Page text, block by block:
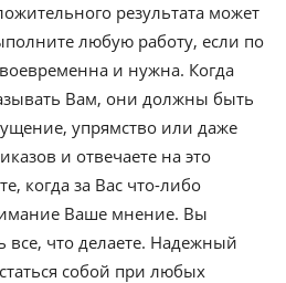
результата может
любую работу, если по
и нужна. Когда
Вам, они должны быть
упрямство или даже
и отвечаете на это
когда за Вас что-либо
Ваше мнение. Вы
все, что делаете. Надежный
собой при любых